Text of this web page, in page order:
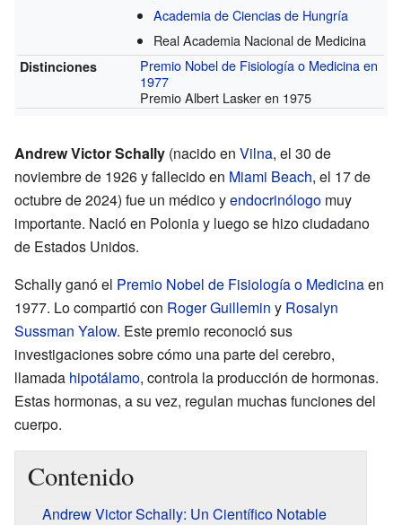
Academia de Ciencias de Hungría
Real Academia Nacional de Medicina
Distinciones
Premio Nobel de Fisiología o Medicina en
1977
Premio Albert Lasker en 1975
Andrew Victor Schally (nacido en Vilna, el 30 de
noviembre de 1926 y fallecido en Miami Beach, el 17 de
octubre de 2024) fue un médico yendocrinólogo muy
importante. Nació en Polonia y luego se hizo ciudadano
de Estados Unidos.
Schally ganó el Premio Nobel de Fisiología o Medicinaen
1977. Lo compartió con Roger Guillemin y Rosalyn
Sussman Yalow. Este premio reconoció sus
investigaciones sobre cómo una parte del cerebro,
llamada hipotálamo, controla la producción de hormonas.
Estas hormonas, a su vez, regulan muchas funciones del
cuerpo.
Contenido
Andrew Victor Schally: Un Científico Notable